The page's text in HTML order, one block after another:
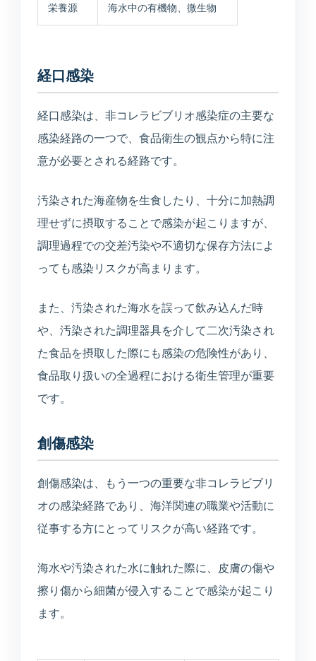
栄養源 海水中の有機物、微生物
経口感染
経口感染は、非コレラビブリオ感染症の主要な
感染経路の一つで、食品衛生の観点から特に注
意が必要とされる経路です。
汚染された海産物を生食したり、十分に加熱調
理せずに摂取することで感染が起こりますが、
調理過程での交差汚染や不適切な保存方法によ
っても感染リスクが高まります。
また、汚染された海水を誤って飲み込んだ時
や、汚染された調理器具を介して二次汚染され
た食品を摂取した際にも感染の危険性があり、
食品取り扱いの全過程における衛生管理が重要
です。
創傷感染
創傷感染は、もう一つの重要な非コレラビブリ
オの感染経路であり、海洋関連の職業や活動に
従事する方にとってリスクが高い経路です。
海水や汚染された水に触れた際に、皮膚の傷や
擦り傷から細菌が侵入することで感染が起こり
ます。